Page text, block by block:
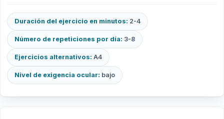
Duración del ejercicio en minutos: 2-4
Número de repeticiones por día: 3-8
Ejercicios alternativos: A4
Nivel de exigencia ocular: bajo